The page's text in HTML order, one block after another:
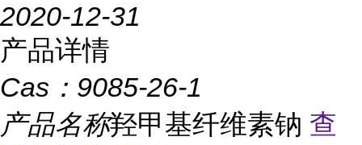
2020-12-31
产品详情
Cas： 9085-26-1
产品名称羟甲基纤维素钠 查